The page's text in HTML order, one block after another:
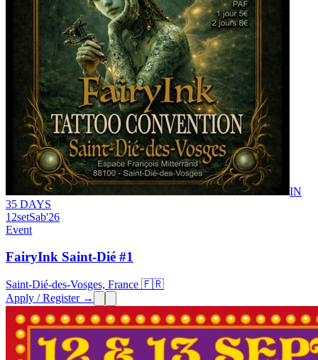
IN
35 DAYS
12setSab'26
Event
FairyInk Saint-Dié #1
Saint-Dié-des-Vosges, France 🇫🇷
Apply / Register →